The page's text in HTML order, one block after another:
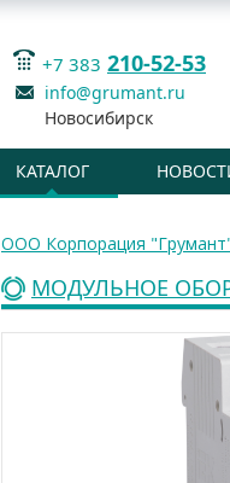
+7 383 210-52-53
info@grumant.ru
Новосибирск
КАТАЛОГ
ООО Корпорация
МОДУЛЬНОЕ